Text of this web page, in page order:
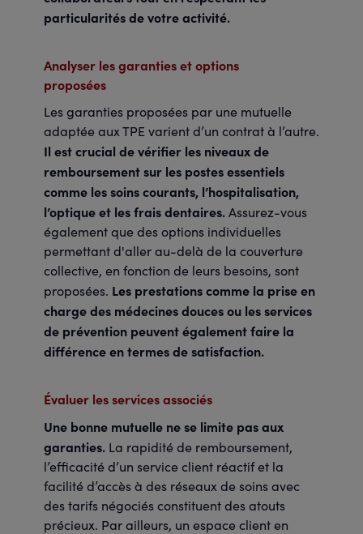
particularités de votre activité.
Analyser les garanties et options
proposées
Les garanties proposées par une mutuelle
adaptée aux TPE varient d’un contrat à l’autre.
Il est crucial de vérifier les niveaux de
remboursement sur les postes essentiels
comme les soins courants, l’hospitalisation,
l’optique et les frais dentaires.Assurez-vous
également que des options individuelles
permettant d'aller au-delà de la couverture
collective, en fonction de leurs besoins, sont
proposées. Les prestations comme la prise en
charge des médecines douces ou les services
de prévention peuvent également faire la
différence en termes de satisfaction.
Évaluer les services associés
Une bonne mutuelle ne se limite pas aux
garanties. La rapidité de remboursement,
l’efficacité d’un service client réactif et la
facilité d’accès à des réseaux de soins avec
des tarifs négociés constituent des atouts
précieux. Par ailleurs, un espace client en